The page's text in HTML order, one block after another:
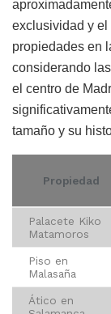
exclusividad y el
propiedades en
considerando
el centro de
tamaño y su
Propiedad
Palacete Kiko
Matamoros
Piso en
Malasaña
Ático en